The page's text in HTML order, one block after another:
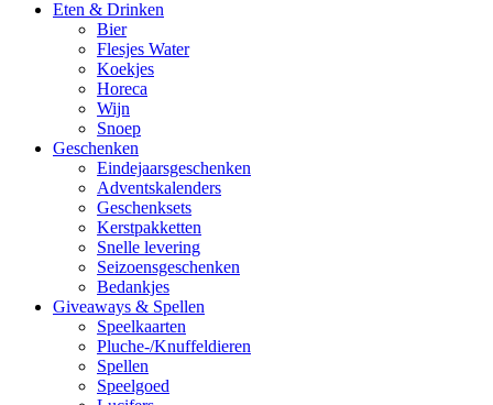
Eten & Drinken
Bier
Flesjes Water
Koekjes
Horeca
Wijn
Snoep
Geschenken
Eindejaarsgeschenken
Adventskalenders
Geschenksets
Kerstpakketten
Snelle levering
Seizoensgeschenken
Bedankjes
Giveaways & Spellen
Speelkaarten
Pluche-/Knuffeldieren
Spellen
Speelgoed